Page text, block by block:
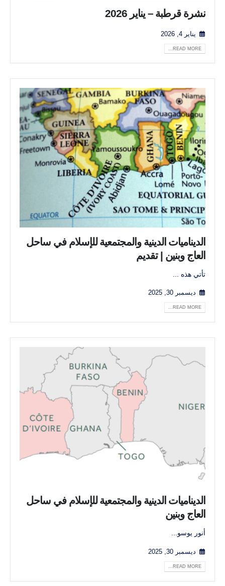
نشرة قرطبة – يناير 2026
يناير 4, 2026
READ MORE...
الديناميات الدينية والمجتمعية للإسلام في ساحل
العاج وبنين | تقديم
تأتي هذه ...
ديسمبر 30, 2025
READ MORE...
الديناميات الدينية والمجتمعية للإسلام في ساحل
العاج وبنين
أنور يوسو...
ديسمبر 30, 2025
READ MORE...